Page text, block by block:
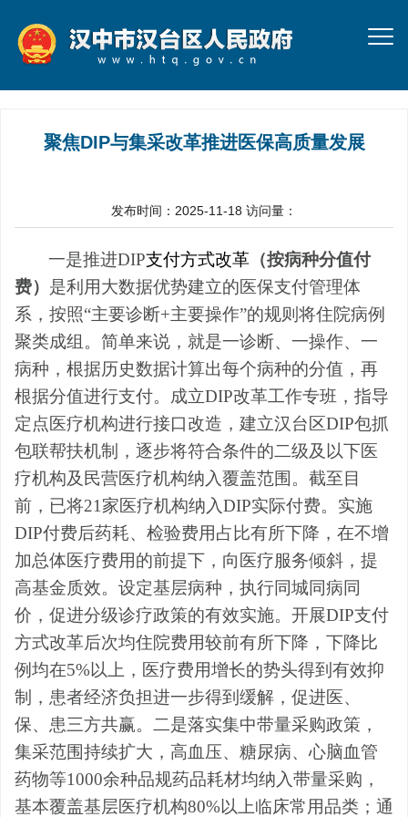
聚焦DIP与集采改革推进医保高质量发展
发布时间：2025-11-18 访问量：
一是推进DIP支付方式改革 （按病种分值付
费） 是利用大数据优势建立的医保支付管理体
系，按照“主要诊断+主要操作”的规则将住院病例
聚类成组。 简单来说，就是一诊断、一操作、一
病种 ，根据历史数据计算出每个病种的分值，再
根据分值进行支付。 成立DIP改革工作专班，指导
定点医疗机构进行接口改造，建立汉台区DIP包抓
包联帮扶机制，逐步将符合条件的二级及以下医
疗机构及民营医疗机构纳入覆盖范围。截至目
前，已将21家医疗机构纳入DIP实际付费。实施
DIP付费后药耗、检验费用占比有所下降，在不增
加总体医疗费用的前提下，向医疗服务倾斜，提
高基金质效。设定基层病种，执行同城同病同
价，促进分级诊疗政策的有效实施。开展DIP支付
方式改革后次均住院费用较前有所下降，下降比
例均在5%以上，医疗费用增长的势头得到有效抑
制，患者经济负担进一步得到缓解，促进医、
保、患三方共赢。 二是落实集中带量采购政策，
集采范围持续扩大，高血压、糖尿病、心脑血管
药物等1000余种品规药品耗材均纳入带量采购，
基本覆盖基层医疗机构80%以上临床常用品类；通